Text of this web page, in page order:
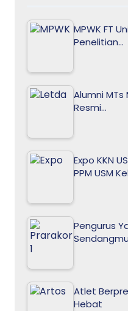
MPWK FT
Penelitian…
Alumni MTs
Resmi…
Expo KKN
PPM USM
Pengurus
Atlet
Hebat